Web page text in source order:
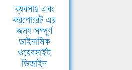
ব্যবসায় এবং
করপোরেট এর
জন্য সম্পূর্ণ
ডাইনামিক
ওয়েবসাইট
ডিজাইন